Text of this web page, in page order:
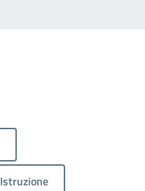
Istruzione